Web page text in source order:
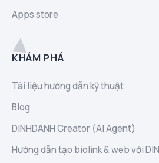
Apps store
KHÁM PHÁ
Tài liệu hướng dẫn kỹ thuật
Blog
DINHDANH Creator (AI Agent)
Hướng dẫn tạo biolink & web với